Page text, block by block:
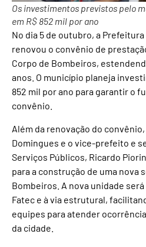
Os investimentos previstos pelo
em R$ 852 mil por ano
No dia 5 de outubro, a
renovou o convênio de
Corpo de Bombeiros,
anos. O município planeja
852 mil por ano para garantir o
convênio.
Além da renovação do
Domingues e o vice-prefeito e
Serviços Públicos, Ricardo
para a construção de uma nova
Bombeiros. A nova unidade
Fatec e à via estrutural,
equipes para atender
da cidade.